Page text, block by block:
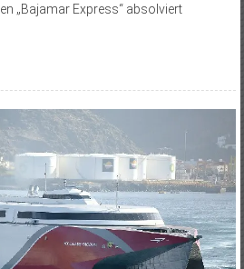
„Bajamar Express“ absolviert